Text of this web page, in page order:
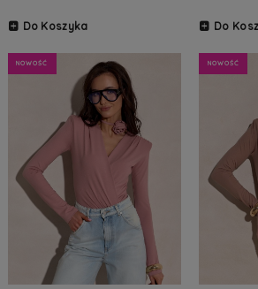
Do Koszyka Do
NOWOŚĆ NOWOŚĆ